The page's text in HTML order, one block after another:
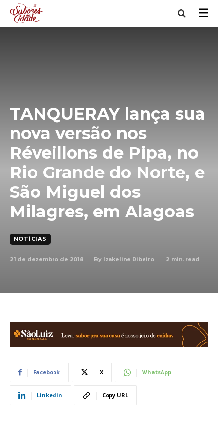
TANQUERAY lança sua
nova versão nos
Réveillons de Pipa, no
Rio Grande do Norte, e
São Miguel dos
Milagres, em Alagoas
NOTÍCIAS
21 de dezembro de 2018 By Izakeline Ribeiro 2 min. read
Facebook X WhatsApp
Linkedin Copy URL